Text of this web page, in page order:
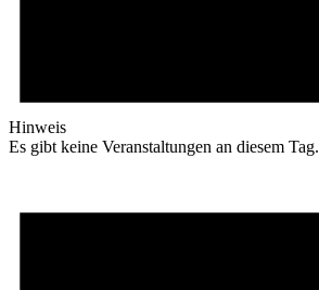
Hinweis
Es gibt keine Veranstaltungen an diesem Tag.